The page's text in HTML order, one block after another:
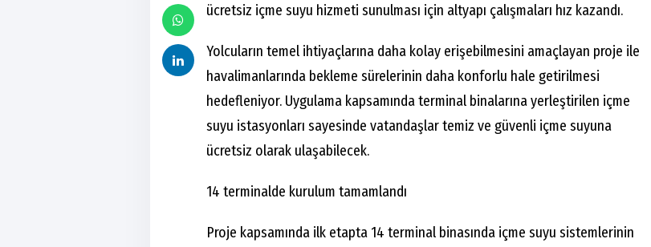
ücretsiz içme suyu hizmeti sunulması için altyapı çalışmaları hız kazandı.
Yolcuların temel ihtiyaçlarına daha kolay erişebilmesini amaçlayan proje ile
havalimanlarında bekleme sürelerinin daha konforlu hale getirilmesi
hedefleniyor. Uygulama kapsamında terminal binalarına yerleştirilen içme
suyu istasyonları sayesinde vatandaşlar temiz ve güvenli içme suyuna
ücretsiz olarak ulaşabilecek.
14 terminalde kurulum tamamlandı
Proje kapsamında ilk etapta 14 terminal binasında içme suyu sistemlerinin